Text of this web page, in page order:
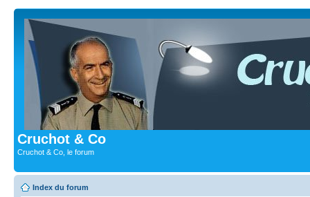
Cruchot & Co
Cruchot & Co, le forum
Index du forum